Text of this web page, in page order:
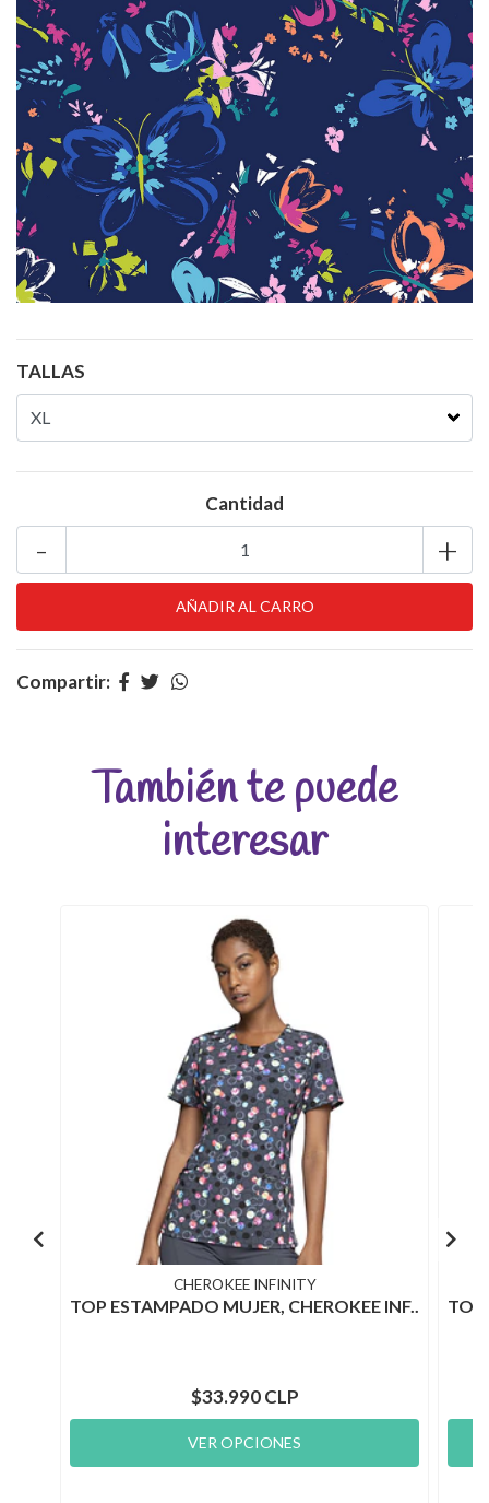
TALLAS
Cantidad
+
-
Compartir:
También te puede
interesar
CHEROKEE INFINITY
TOP ESTAMPADO MUJER, CHEROKEE INF..
$33.990 CLP
VER OPCIONES
TOP